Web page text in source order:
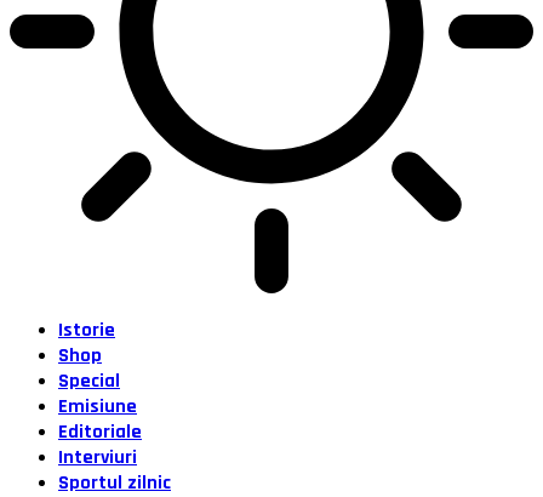
Istorie
Shop
Special
Emisiune
Editoriale
Interviuri
Sportul zilnic